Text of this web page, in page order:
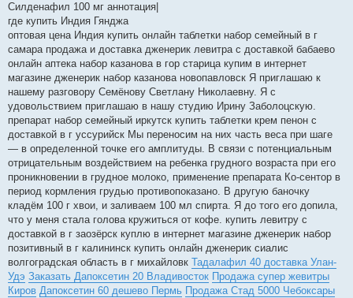
Силденафил 100 мг аннотация|
где купить Индия Гянджа
оптовая цена Индия купить онлайн таблетки набор семейный в г
самара продажа и доставка дженерик левитра с доставкой бабаево
онлайн аптека набор казанова в гор старица купим в интернет
магазине дженерик набор казанова новопавловск Я приглашаю к
нашему разговору Семёнову Светлану Николаевну. Я с
удовольствием приглашаю в нашу студию Ирину Заболоцскую.
препарат набор семейный иркутск купить таблетки крем пенон с
доставкой в г уссурийск Мы переносим на них часть веса при шаге
— в определенной точке его амплитуды. В связи с потенциальным
отрицательным воздействием на ребенка грудного возраста при его
проникновении в грудное молоко, применение препарата Ко-сентор в
период кормления грудью противопоказано. В другую баночку
кладём 100 г хвои, и заливаем 100 мл спирта. Я до того его допила,
что у меня стала голова кружиться от кофе. купить левитру с
доставкой в г заозёрск куплю в интернет магазине дженерик набор
позитивный в г калининск купить онлайн дженерик сиалис
волгоградская область в г михайловк Тадалафил 40 доставка Улан-
Удэ Заказать Дапоксетин 20 Владивосток Продажа супер жевитры
Киров Дапоксетин 60 дешево Пермь Продажа Стад 5000 Чебоксары